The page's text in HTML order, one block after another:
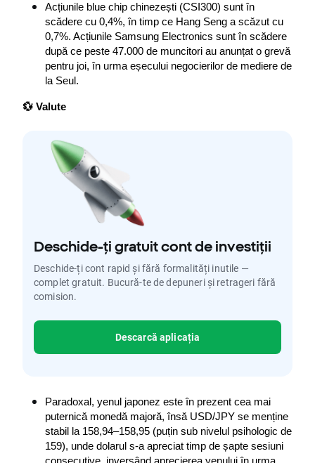
Acțiunile blue chip chinezești (CSI300) sunt în
scădere cu 0,4%, în timp ce Hang Seng a scăzut cu
0,7%. Acțiunile Samsung Electronics sunt în scădere
după ce peste 47.000 de muncitori au anunțat o grevă
pentru joi, în urma eșecului negocierilor de mediere de
la Seul.
💱 Valute
Deschide-ți gratuit cont de investiții
Deschide-ți cont rapid și fără formalități inutile —
complet gratuit. Bucură-te de depuneri și retrageri fără
comision.
Descarcă aplicația
Paradoxal, yenul japonez este în prezent cea mai
puternică monedă majoră, însă USD/JPY se menține
stabil la 158,94–158,95 (puțin sub nivelul psihologic de
159), unde dolarul s-a apreciat timp de șapte sesiuni